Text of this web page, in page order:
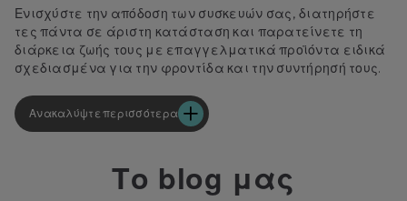
Ενισχύστε την απόδοση των συσκευών σας, διατηρήστε
τες πάντα σε άριστη κατάσταση και παρατείνετε τη
διάρκεια ζωής τους με επαγγελματικά προϊόντα ειδικά
σχεδιασμένα για την φροντίδα και την συντήρησή τους.
Ανακαλύψτε περισσότερα
Το blog μας